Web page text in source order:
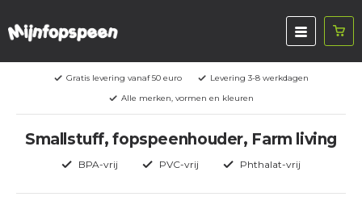
Gratis levering vanaf 50 euro
Levering 3-8 werkdagen
Alle merken, vormen en kleuren
Smallstuff, fopspeenhouder, Farm living
BPA-vrij PVC-vrij Phthalat-vrij